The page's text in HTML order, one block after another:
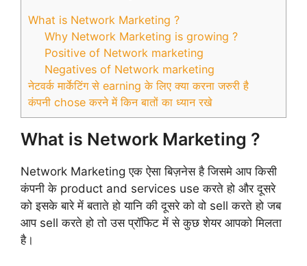
What is Network Marketing ?
Why Network Marketing is growing ?
Positive of Network marketing
Negatives of Network marketing
नेटवर्क मार्केटिंग से earning के लिए क्या करना जरुरी है
कंपनी chose करने में किन बातों का ध्यान रखे
What is Network Marketing ?
Network Marketing एक ऐसा बिज़नेस है जिसमे आप किसी
कंपनी के product and services use करते हो और दूसरे
को इसके बारे में बताते हो यानि की दूसरे को वो sell करते हो जब
आप sell करते हो तो उस प्रॉफिट में से कुछ शेयर आपको मिलता
है।